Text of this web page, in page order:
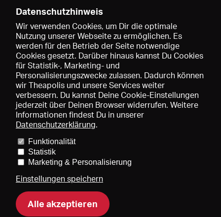
Speichern
Preise und Mitgliedschaften
Mediadaten
Über uns Impressum
Datenschutzhinweis
Wir verwenden Cookies, um Dir die optimale
Nutzung unserer Webseite zu ermöglichen. Es
werden für den Betrieb der Seite notwendige
Cookies gesetzt. Darüber hinaus kannst Du Cookies
für Statistik-, Marketing- und
Personalisierungszwecke zulassen. Dadurch können
wir Theapolis und unsere Services weiter
verbessern. Du kannst Deine Cookie-Einstellungen
jederzeit über Deinen Browser widerrufen. Weitere
Informationen findest Du in unserer
Datenschutzerklärung.
Funktionalität
Statistik
Marketing & Personalisierung
Einstellungen speichern
Alle akzeptieren